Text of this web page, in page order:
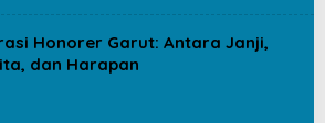
Honorer Garut: Antara Janji,
dan Harapan